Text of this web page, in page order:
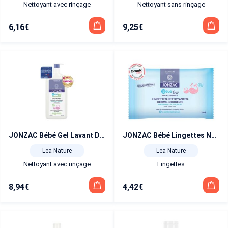
Nettoyant avec rinçage
6,16€
Nettoyant sans rinçage
9,25€
JONZAC Bébé Gel Lavant Dermo-Douceur 500 ml
Lea Nature
Nettoyant avec rinçage
8,94€
JONZAC Bébé Lingettes Nettoyantes Dermo-Douceur 40 lingettes
Lea Nature
Lingettes
4,42€